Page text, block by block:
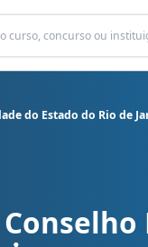
do Estado do Rio de
do